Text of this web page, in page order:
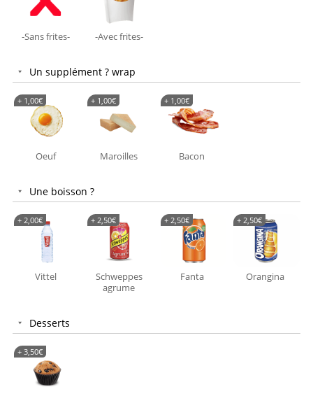
-Sans frites- -Avec frites-
Un supplément ? wrap
Oeuf
+ 1,00€
Maroilles
+ 1,00€
Bacon
+ 1,00€
Une boisson ?
Vittel
+ 2,00€
Schweppes
agrume
+ 2,50€
Fanta
+ 2,50€
Orangina
+ 2,50€
Desserts
+ 3,50€